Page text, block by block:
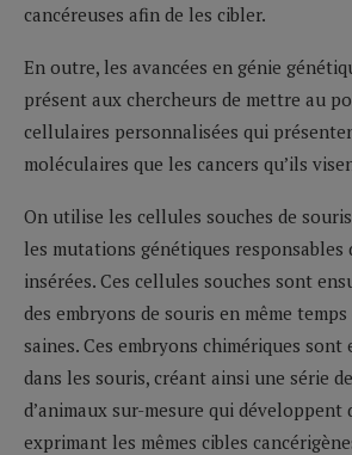
cancéreuses afin de les cibler.
En outre, les avancées en génie
présent aux chercheurs de mettre au
cellulaires personnalisées qui
moléculaires que les cancers qu’ils
On utilise les cellules souches de
les mutations génétiques responsables
insérées. Ces cellules souches sont
des embryons de souris en même
saines. Ces embryons chimériques
dans les souris, créant ainsi une série
d’animaux sur-mesure qui développent
exprimant les mêmes cibles